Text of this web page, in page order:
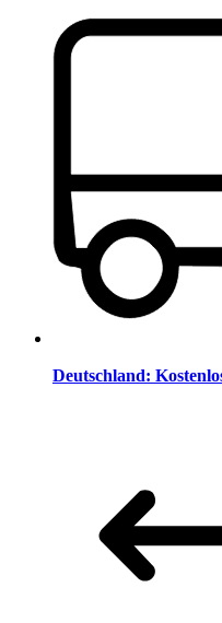
Deutschland: